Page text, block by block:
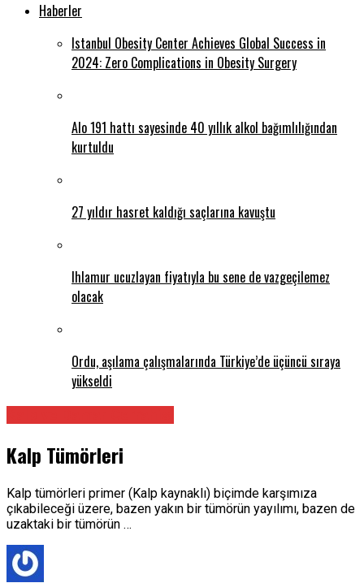
Haberler
Istanbul Obesity Center Achieves Global Success in
2024: Zero Complications in Obesity Surgery
Alo 191 hattı sayesinde 40 yıllık alkol bağımlılığından
kurtuldu
27 yıldır hasret kaldığı saçlarına kavuştu
Ihlamur ucuzlayan fiyatıyla bu sene de vazgeçilemez
olacak
Ordu, aşılama çalışmalarında Türkiye’de üçüncü sıraya
yükseldi
Kalp Tümörleri
Kalp tümörleri primer (Kalp kaynaklı) biçimde karşımıza
çıkabileceği üzere, bazen yakın bir tümörün yayılımı, bazen de
uzaktaki bir tümörün …